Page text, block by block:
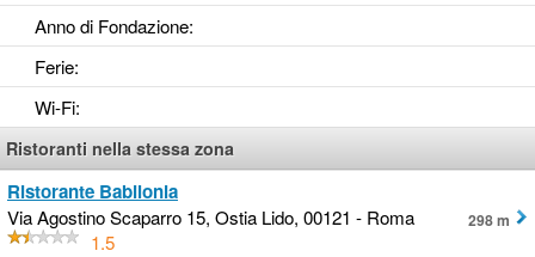
Anno di Fondazione:
Ferie:
Wi-Fi:
Ristoranti nella stessa zona
Ristorante Babilonia
Via Agostino Scaparro 15, Ostia Lido, 00121 - Roma
1.5
298 m